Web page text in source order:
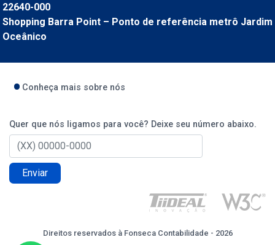
22640-000
Shopping Barra Point – Ponto de referência metrô Jardim
Oceânico
Conheça mais sobre nós
Quer que nós ligamos para você? Deixe seu número abaixo.
Enviar
Direitos reservados à Fonseca Contabilidade - 2026